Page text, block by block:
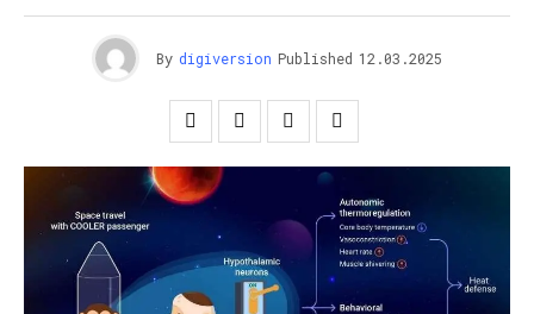
By digiversion Published 12.03.2025